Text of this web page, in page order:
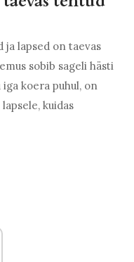
ja lapsed on taevas
sobib sageli hästi
koera puhul, on
kuidas